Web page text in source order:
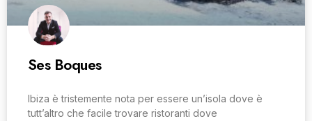
Ses Boques
Ibiza è tristemente nota per essere un’isola dove è
tutt’altro che facile trovare ristoranti dove